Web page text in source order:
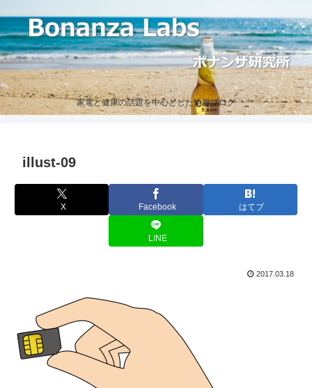
家電と健康の話題を中心とした情報ブログ
illust-09
X Facebook はてブ
LINE
2017.03.18